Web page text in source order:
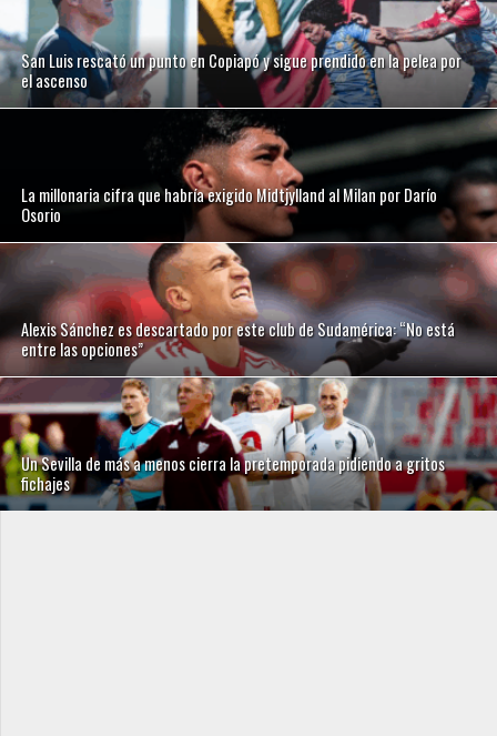
San Luis rescató un punto en Copiapó y sigue prendido en la pelea por
el ascenso
La millonaria cifra que habría exigido Midtjylland al Milan por Darío
Osorio
Alexis Sánchez es descartado por este club de Sudamérica: “No está
entre las opciones”
Un Sevilla de más a menos cierra la pretemporada pidiendo a gritos
fichajes